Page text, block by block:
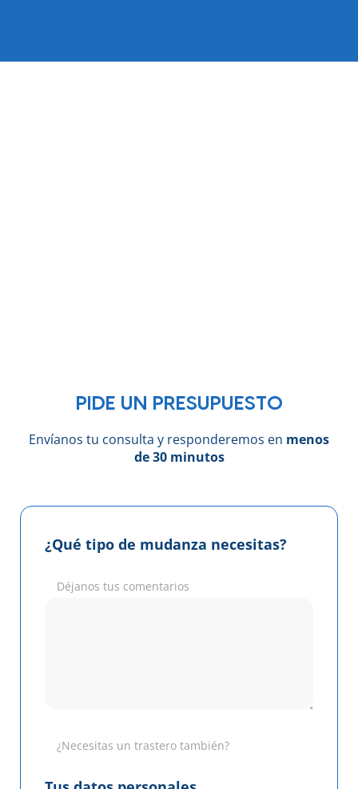
PIDE UN PRESUPUESTO
Envíanos tu consulta y responderemos en menos
de 30 minutos
¿Qué tipo de mudanza necesitas?
Déjanos tus comentarios
¿Necesitas un trastero también?